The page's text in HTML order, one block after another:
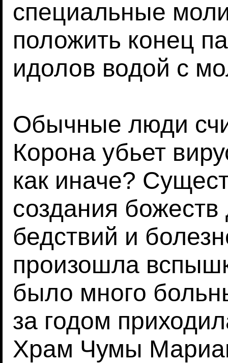
специальные
положить конец
идолов водой с
Обычные люди
Корона убьет
как иначе?
создания
бедствий и
произошла
было много
за годом
Храм Чумы